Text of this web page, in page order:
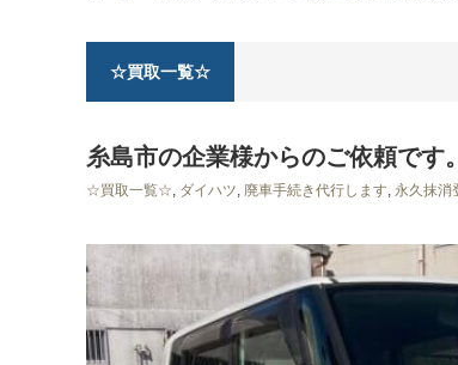
☆買取一覧☆
糸島市の企業様からのご依頼です
☆買取一覧☆, ダイハツ, 廃車手続き代行します, 永久抹消